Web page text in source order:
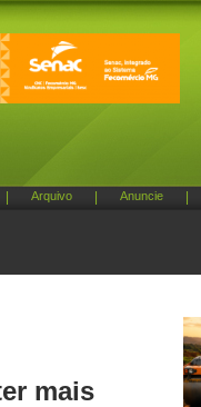
Arquivo Anuncie
mais